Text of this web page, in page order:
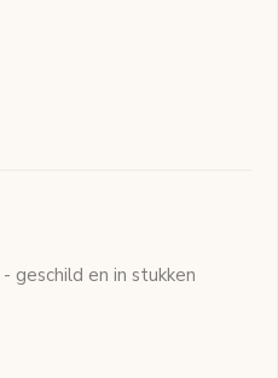
- geschild en in stukken